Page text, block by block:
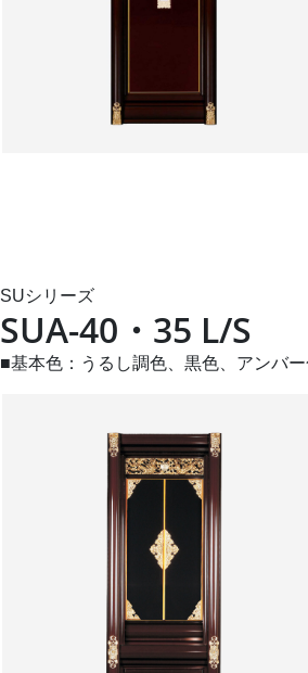
SUシリーズ
SUA-40・35 L/S
■基本色：うるし調色、黒色、アンバ